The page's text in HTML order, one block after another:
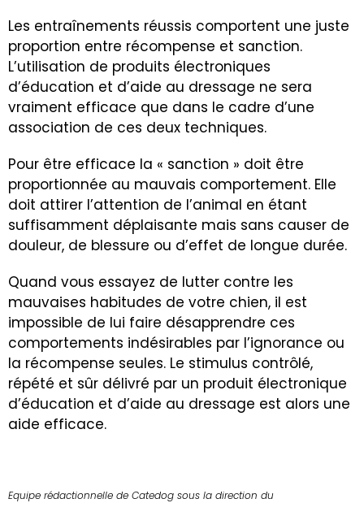
Les entraînements réussis comportent une juste
proportion entre récompense et sanction.
L’utilisation de produits électroniques
d’éducation et d’aide au dressage ne sera
vraiment efficace que dans le cadre d’une
association de ces deux techniques.
Pour être efficace la « sanction » doit être
proportionnée au mauvais comportement. Elle
doit attirer l’attention de l’animal en étant
suffisamment déplaisante mais sans causer de
douleur, de blessure ou d’effet de longue durée.
Quand vous essayez de lutter contre les
mauvaises habitudes de votre chien, il est
impossible de lui faire désapprendre ces
comportements indésirables par l’ignorance ou
la récompense seules. Le stimulus contrôlé,
répété et sûr délivré par un produit électronique
d’éducation et d’aide au dressage est alors une
aide efficace.
Equipe rédactionnelle de Catedog sous la direction du